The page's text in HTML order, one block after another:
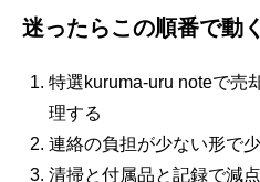
迷ったらこの順番で動く
特選kuruma-uru noteで売
理する
連絡の負担が少ない形で
清掃と付属品と記録で減